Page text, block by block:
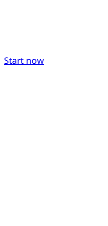
Start now